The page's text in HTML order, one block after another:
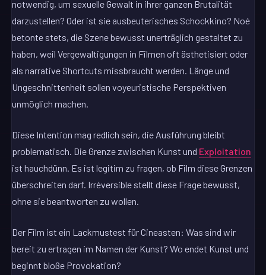
notwendig, um sexuelle Gewalt in ihrer ganzen Brutalität
darzustellen? Oder ist sie ausbeuterisches Schockkino? Noé
betonte stets, die Szene bewusst unerträglich gestaltet zu
haben, weil Vergewaltigungen in Filmen oft ästhetisiert oder
als narrative Shortcuts missbraucht werden. Länge und
Ungeschnittenheit sollen voyeuristische Perspektiven
unmöglich machen.
Diese Intention mag redlich sein, die Ausführung bleibt
problematisch. Die Grenze zwischen Kunst und Exploitation
ist hauchdünn. Es ist legitim zu fragen, ob Film diese Grenzen
überschreiten darf. Irréversible stellt diese Frage bewusst,
ohne sie beantworten zu wollen.
Der Film ist ein Lackmustest für Cineasten: Was sind wir
bereit zu ertragen im Namen der Kunst? Wo endet Kunst und
beginnt bloße Provokation?